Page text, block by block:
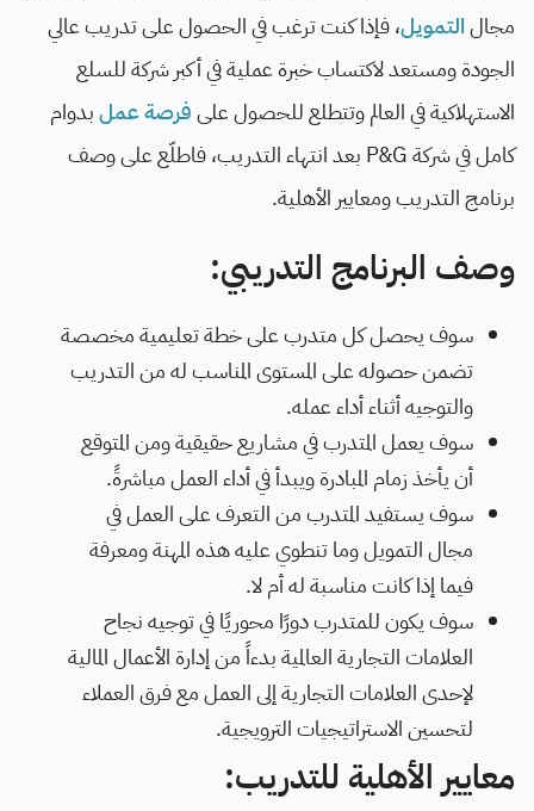
مجالالتمويل، فإذا كنت ترغب في الحصول على تدريب عالي
الجودة ومستعد لاكتساب خبرة عملية في أكبر شركة للسلع
الاستهلاكية في العالم وتتطلع للحصول علىفرصة عملبدوام
كامل في شركةP&G بعد انتهاء التدريب، فاطلّع على وصف
برنامج التدريب ومعايير الأهلية.
وصف البرنامج التدريبي:
سوف يحصل كل متدرب على خطة تعليمية مخصصة
تضمن حصوله على المستوى المناسب له من التدريب
والتوجيه أثناء أداء عمله.
سوف يعمل المتدرب في مشاريع حقيقية ومن المتوقع
أن يأخذ زمام المبادرة ويبدأ في أداء العمل مباشرةً.
سوف يستفيد المتدرب من التعرف على العمل في
مجال التمويل وما تنطوي عليه هذه المهنة ومعرفة
فيما إذا كانت مناسبة له أم لا.
سوف يكون للمتدرب دورًا محوريًا في توجيه نجاح
العلامات التجارية العالمية بدءاً من إدارة الأعمال المالية
لإحدى العلامات التجارية إلى العمل مع فرق العملاء
لتحسين الاستراتيجيات الترويجية.
معايير الأهلية للتدريب: